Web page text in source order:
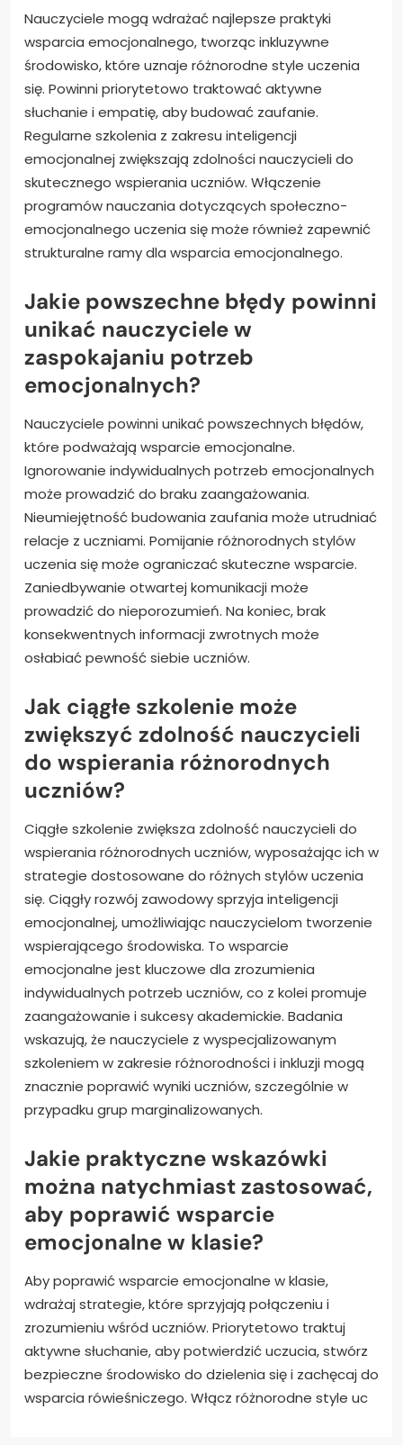
Nauczyciele mogą wdrażać najlepsze praktyki
wsparcia emocjonalnego, tworząc inkluzywne
środowisko, które uznaje różnorodne style uczenia
się. Powinni priorytetowo traktować aktywne
słuchanie i empatię, aby budować zaufanie.
Regularne szkolenia z zakresu inteligencji
emocjonalnej zwiększają zdolności nauczycieli do
skutecznego wspierania uczniów. Włączenie
programów nauczania dotyczących społeczno-
emocjonalnego uczenia się może również zapewnić
strukturalne ramy dla wsparcia emocjonalnego.
Jakie powszechne błędy powinni
unikać nauczyciele w
zaspokajaniu potrzeb
emocjonalnych?
Nauczyciele powinni unikać powszechnych błędów,
które podważają wsparcie emocjonalne.
Ignorowanie indywidualnych potrzeb emocjonalnych
może prowadzić do braku zaangażowania.
Nieumiejętność budowania zaufania może utrudniać
relacje z uczniami. Pomijanie różnorodnych stylów
uczenia się może ograniczać skuteczne wsparcie.
Zaniedbywanie otwartej komunikacji może
prowadzić do nieporozumień. Na koniec, brak
konsekwentnych informacji zwrotnych może
osłabiać pewność siebie uczniów.
Jak ciągłe szkolenie może
zwiększyć zdolność nauczycieli
do wspierania różnorodnych
uczniów?
Ciągłe szkolenie zwiększa zdolność nauczycieli do
wspierania różnorodnych uczniów, wyposażając ich w
strategie dostosowane do różnych stylów uczenia
się. Ciągły rozwój zawodowy sprzyja inteligencji
emocjonalnej, umożliwiając nauczycielom tworzenie
wspierającego środowiska. To wsparcie
emocjonalne jest kluczowe dla zrozumienia
indywidualnych potrzeb uczniów, co z kolei promuje
zaangażowanie i sukcesy akademickie. Badania
wskazują, że nauczyciele z wyspecjalizowanym
szkoleniem w zakresie różnorodności i inkluzji mogą
znacznie poprawić wyniki uczniów, szczególnie w
przypadku grup marginalizowanych.
Jakie praktyczne wskazówki
można natychmiast zastosować,
aby poprawić wsparcie
emocjonalne w klasie?
Aby poprawić wsparcie emocjonalne w klasie,
wdrażaj strategie, które sprzyjają połączeniu i
zrozumieniu wśród uczniów. Priorytetowo traktuj
aktywne słuchanie, aby potwierdzić uczucia, stwórz
bezpieczne środowisko do dzielenia się i zachęcaj do
wsparcia rówieśniczego. Włącz różnorodne style uc